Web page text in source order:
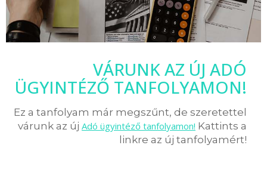
VÁRUNK AZ ÚJ ADÓ
ÜGYINTÉZŐ TANFOLYAMON!
Ez a tanfolyam már megszűnt, de szeretettel
várunk az új Adó ügyintéző tanfolyamon! Kattints a
linkre az új tanfolyamért!